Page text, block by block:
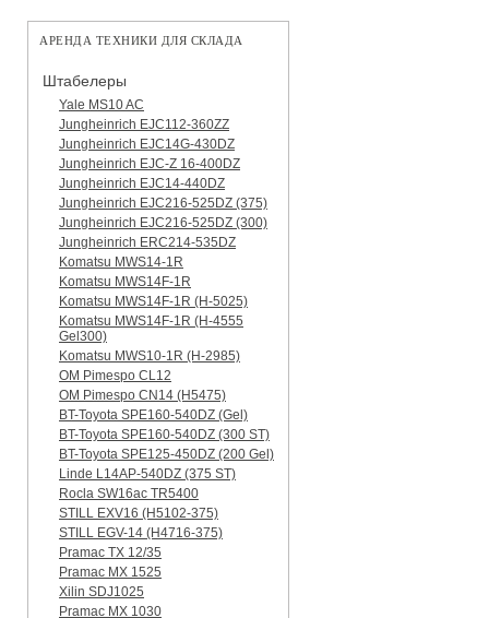
АРЕНДА ТЕХНИКИ ДЛЯ СКЛАДА
Штабелеры
Yale MS10 AC
Jungheinrich EJC112-360ZZ
Jungheinrich EJC14G-430DZ
Jungheinrich EJC-Z 16-400DZ
Jungheinrich EJC14-440DZ
Jungheinrich EJC216-525DZ (375)
Jungheinrich EJC216-525DZ (300)
Jungheinrich ERC214-535DZ
Komatsu MWS14-1R
Komatsu MWS14F-1R
Komatsu MWS14F-1R (H-5025)
Komatsu MWS14F-1R (H-4555
Gel300)
Komatsu MWS10-1R (Н-2985)
OM Pimespo CL12
OM Pimespo CN14 (Н5475)
BT-Toyota SPE160-540DZ (Gel)
BT-Toyota SPE160-540DZ (300 ST)
BT-Toyota SPE125-450DZ (200 Gel)
Linde L14AP-540DZ (375 ST)
Rocla SW16ac TR5400
STILL EXV16 (H5102-375)
STILL EGV-14 (H4716-375)
Pramac TX 12/35
Pramac MX 1525
Xilin SDJ1025
Pramac MX 1030